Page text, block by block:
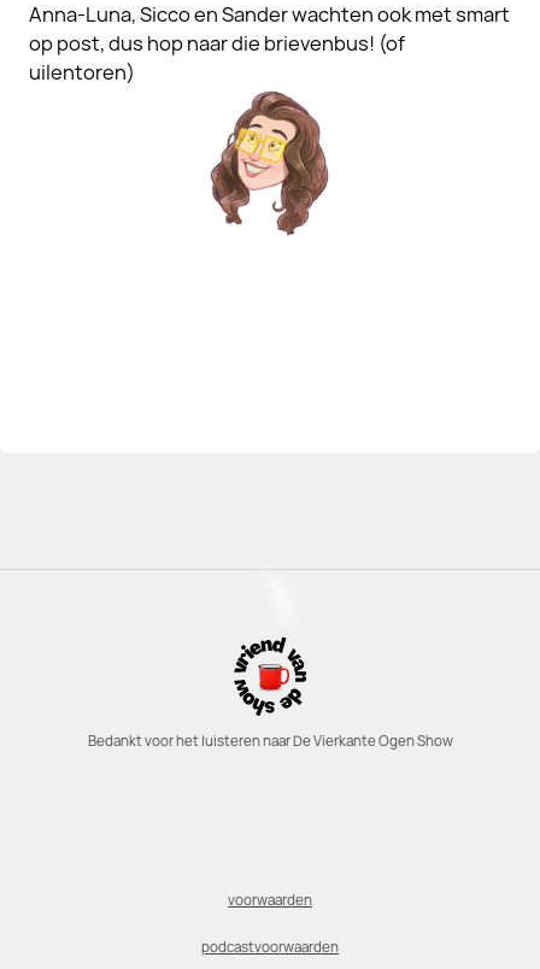
Anna-Luna, Sicco en Sander wachten ook met smart
op post, dus hop naar die brievenbus! (of
uilentoren)
Bedankt voor het luisteren naar De Vierkante Ogen Show
voorwaarden
podcastvoorwaarden